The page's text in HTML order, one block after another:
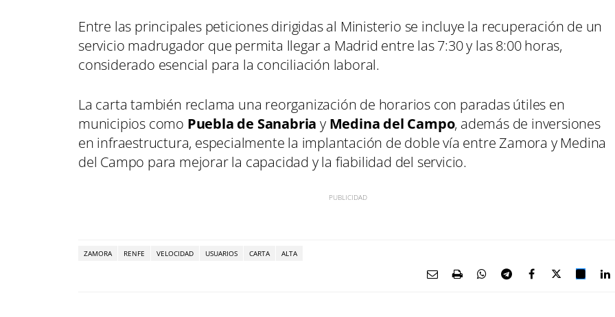
Entre las principales peticiones dirigidas al Ministerio se incluye la recuperación de un
servicio madrugador que permita llegar a Madrid entre las 7:30 y las 8:00 horas,
considerado esencial para la conciliación laboral.
La carta también reclama una reorganización de horarios con paradas útiles en
municipios como Puebla de Sanabria y Medina del Campo, además de inversiones
en infraestructura, especialmente la implantación de doble vía entre Zamora y Medina
del Campo para mejorar la capacidad y la fiabilidad del servicio.
ZAMORA RENFE VELOCIDAD USUARIOS CARTA ALTA